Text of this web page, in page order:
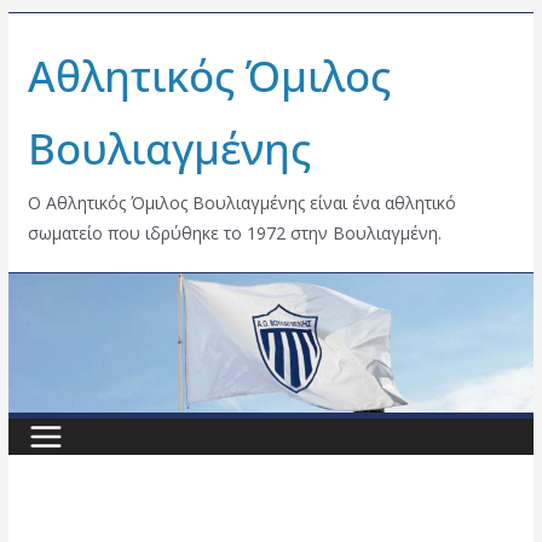
content
Αθλητικός Όμιλος
Βουλιαγμένης
Ο Αθλητικός Όμιλος Βουλιαγμένης είναι ένα αθλητικό
σωματείο που ιδρύθηκε το 1972 στην Βουλιαγμένη.